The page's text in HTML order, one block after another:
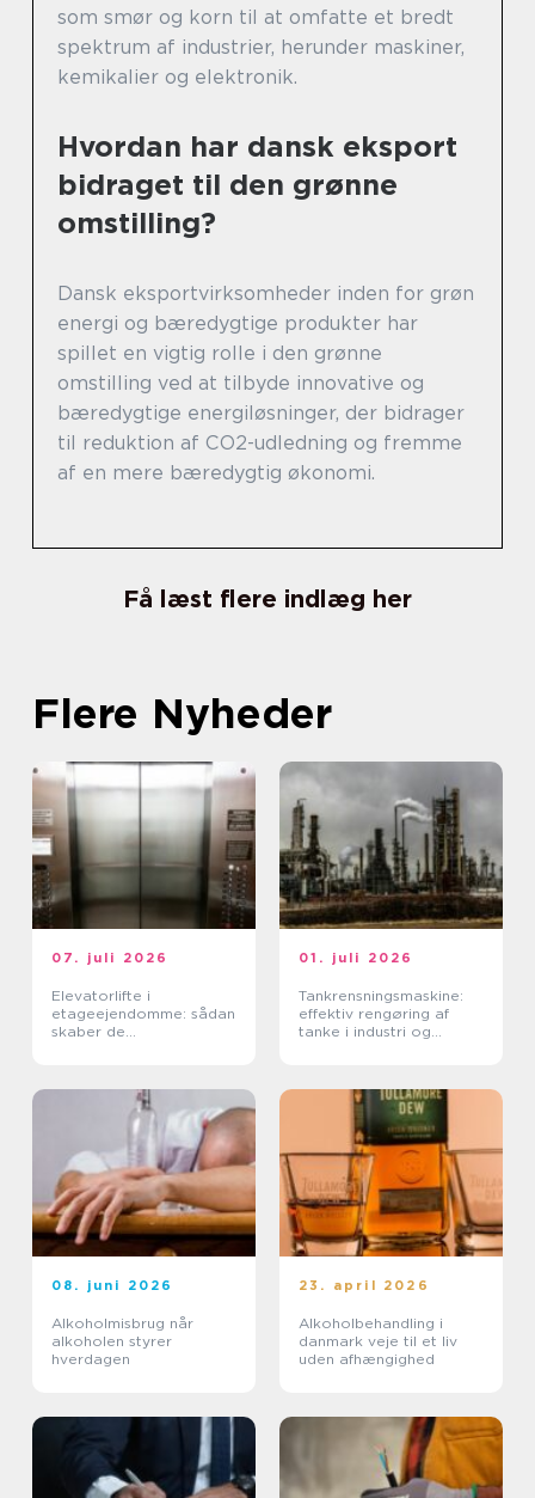
som smør og korn til at omfatte et bredt
spektrum af industrier, herunder maskiner,
kemikalier og elektronik.
Hvordan har dansk eksport
bidraget til den grønne
omstilling?
Dansk eksportvirksomheder inden for grøn
energi og bæredygtige produkter har
spillet en vigtig rolle i den grønne
omstilling ved at tilbyde innovative og
bæredygtige energiløsninger, der bidrager
til reduktion af CO2-udledning og fremme
af en mere bæredygtig økonomi.
Få læst flere indlæg her
Flere Nyheder
07. juli 2026
Elevatorlifte i
etageejendomme: sådan
skaber de
01. juli 2026
Tankrensningsmaskine:
effektiv rengøring af
tanke i industri og
08. juni 2026
Alkoholmisbrug når
alkoholen styrer
hverdagen
23. april 2026
Alkoholbehandling i
danmark veje til et liv
uden afhængighed